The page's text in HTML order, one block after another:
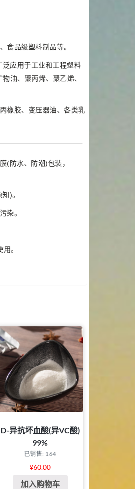
食品级塑料制品等。
应用于工业和工程塑料
油、聚丙烯、聚乙烯、
橡胶、变压器油、各类乳
(防水、防潮)包装，
)。
染。
。
D-异抗坏血酸(异VC酸)
99%
已销售: 164
¥60.00
加入购物车